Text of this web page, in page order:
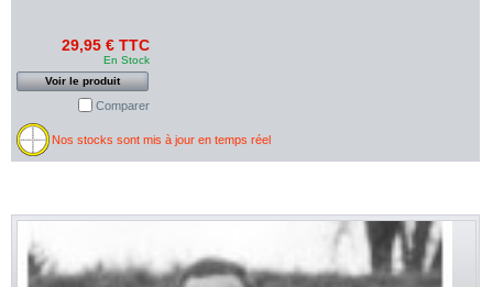
29,95 € TTC
En Stock
Voir le produit
Comparer
Nos stocks sont mis à jour en temps réel